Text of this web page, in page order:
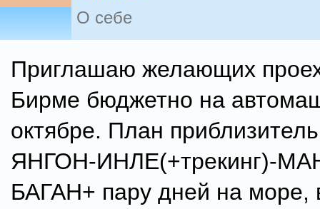
О себе
Приглашаю желающих
Бирме бюджетно на
октябре. План
ЯНГОН-ИНЛЕ(+трекинг)-
БАГАН+ пару дней на море,